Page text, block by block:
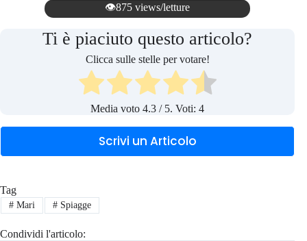
👁️875 views/letture
Ti è piaciuto questo articolo?
Clicca sulle stelle per votare!
Media voto4.3 / 5. Voti:4
Scrivi un Articolo
Tag
#Mari #Spiagge
Condividi l'articolo: